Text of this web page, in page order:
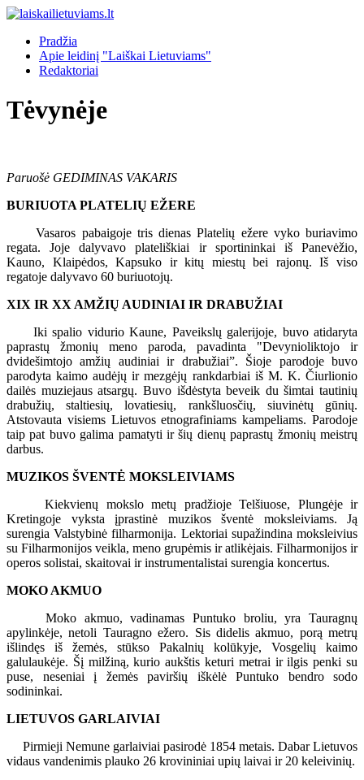
Pradžia
Apie leidinį "Laiškai Lietuviams"
Redaktoriai
Tėvynėje
Paruošė GEDIMINAS VAKARIS
BURIUOTA PLATELIŲ EŽERE
Vasaros pabaigoje tris dienas Platelių ežere vyko buriavimo
regata. Joje dalyvavo plateliškiai ir sportininkai iš Panevėžio,
Kauno, Klaipėdos, Kapsuko ir kitų miestų bei rajonų. Iš viso
regatoje dalyvavo 60 buriuotojų.
XIX IR XX AMŽIŲ AUDINIAI IR DRABUŽIAI
Iki spalio vidurio Kaune, Paveikslų galerijoje, buvo atidaryta
paprastų žmonių meno paroda, pavadinta "Devynioliktojo ir
dvidešimtojo amžių audiniai ir drabužiai”. Šioje parodoje buvo
parodyta kaimo audėjų ir mezgėjų rankdarbiai iš M. K. Čiurlionio
dailės muziejaus atsargų. Buvo išdėstyta beveik du šimtai tautinių
drabužių, staltiesių, lovatiesių, rankšluosčių, siuvinėtų gūnių.
Atstovauta visiems Lietuvos etnografiniams kampeliams. Parodoje
taip pat buvo galima pamatyti ir šių dienų paprastų žmonių meistrų
darbus.
MUZIKOS ŠVENTĖ MOKSLEIVIAMS
Kiekvienų mokslo metų pradžioje Telšiuose, Plungėje ir
Kretingoje vyksta įprastinė muzikos šventė moksleiviams. Ją
surengia Valstybinė filharmonija. Lektoriai supažindina moksleivius
su Filharmonijos veikla, meno grupėmis ir atlikėjais. Filharmonijos ir
operos solistai, skaitovai ir instrumentalistai surengia koncertus.
MOKO AKMUO
Moko akmuo, vadinamas Puntuko broliu, yra Tauragnų
apylinkėje, netoli Tauragno ežero. Sis didelis akmuo, porą metrų
išlindęs iš žemės, stūkso Pakalnių kolūkyje, Vosgelių kaimo
galulaukėje. Šį milžiną, kurio aukštis keturi metrai ir ilgis penki su
puse, neseniai į žemės paviršių iškėlė Puntuko bendro sodo
sodininkai.
LIETUVOS GARLAIVIAI
Pirmieji Nemune garlaiviai pasirodė 1854 metais. Dabar Lietuvos
vidaus vandenimis plauko 26 krovininiai upių laivai ir 20 keleivinių.